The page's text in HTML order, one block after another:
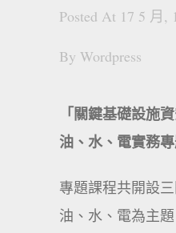
Posted At 17 5 月,
By Wordpress
「關鍵基礎設施
油、水、電實務
專題課程共開設
油、水、電為主